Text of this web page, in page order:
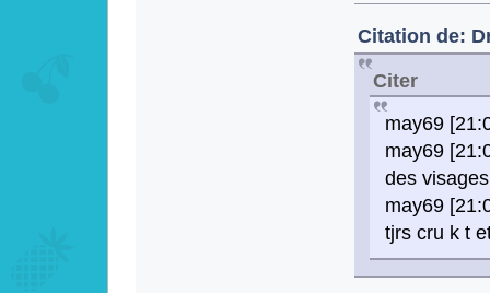
Citation de:
Citer
may69
may69
des
may69
tjrs cru k t